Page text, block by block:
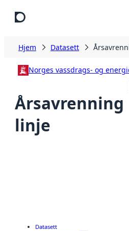
Hjem Datasett
Norges vassdrags- og
Årsavrenning
linje
Datasett